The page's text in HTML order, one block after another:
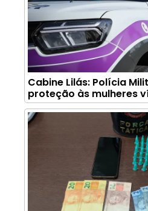
Cabine Lilás: Polícia
proteção às mulheres